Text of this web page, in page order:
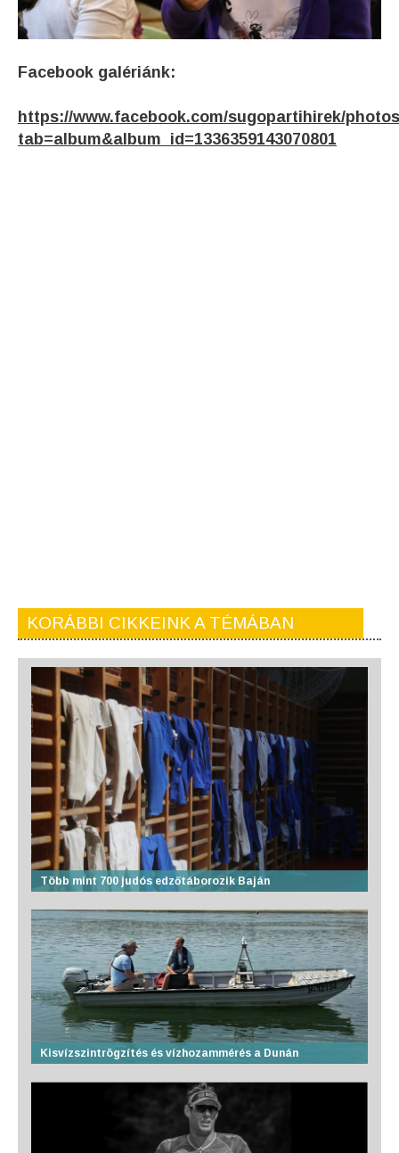
Facebook galériánk:
https://www.facebook.com/sugopartihirek/
tab=album&album_id=1336359143070801
KORÁBBI CIKKEINK A TÉMÁBAN
Több mint 700 judós edzőtáborozik Baján
Kisvízszintrögzítés és vízhozammérés a Dunán